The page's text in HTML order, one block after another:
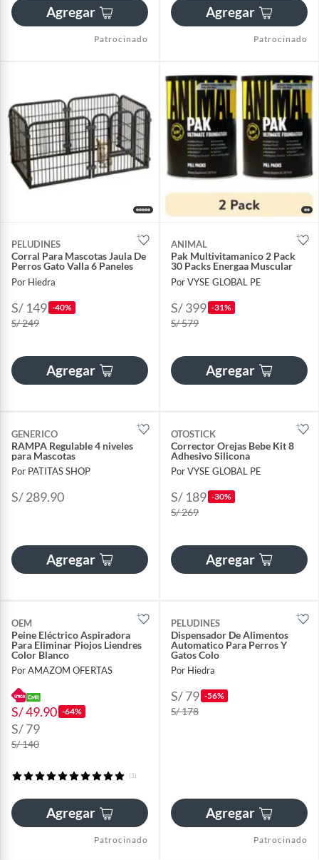
Agregar
Patrocinado
Agregar
Patrocinado
PELUDINES
Corral Para Mascotas Jaula De
Perros Gato Valla 6 Paneles
Por Hiedra
S/ 149 -40%
S/ 249
Agregar
ANIMAL
Pak Multivitamanico 2 Pack
30 Packs Energaa Muscular
Por VYSE GLOBAL PE
S/ 399 -31%
S/ 579
Agregar
GENERICO
RAMPA Regulable 4 niveles
para Mascotas
Por PATITAS SHOP
S/ 289.90
Agregar
OTOSTICK
Corrector Orejas Bebe Kit 8
Adhesivo Silicona
Por VYSE GLOBAL PE
S/ 189 -30%
S/ 269
Agregar
OEM
Peine Eléctrico Aspiradora
Para Eliminar Piojos Liendres
Color Blanco
Por AMAZOM OFERTAS
S/ 49.90 -64%
S/ 79
S/ 140
(1)
Agregar
Patrocinado
PELUDINES
Dispensador De Alimentos
Automatico Para Perros Y
Gatos Colo
Por Hiedra
S/ 79 -56%
S/ 178
Agregar
Patrocinado